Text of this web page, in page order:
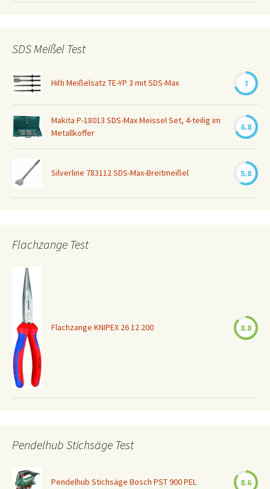
SDS Meißel Test
Hilti Meißelsatz TE-YP 3 mit SDS-Max 7
Makita P-18013 SDS-Max Meissel Set, 4-teilig im
Metallkoffer
6.8
Silverline 783112 SDS-Max-Breitmeißel 5.8
Flachzange Test
Flachzange KNIPEX 26 12 200 8.8
Pendelhub Stichsäge Test
Pendelhub Stichsäge Bosch PST 900 PEL 8.6